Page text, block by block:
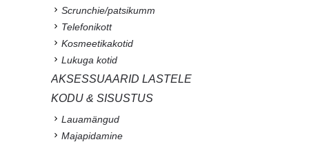
Scrunchie/patsikumm
Telefonikott
Kosmeetikakotid
Lukuga kotid
AKSESSUAARID LASTELE
KODU & SISUSTUS
Lauamängud
Majapidamine